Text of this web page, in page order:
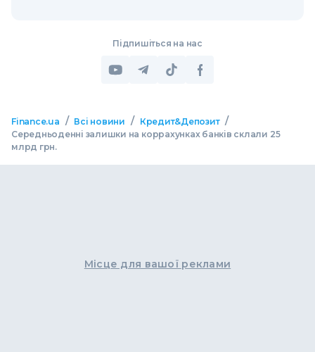
Підпишіться на нас
Finance.ua / Всі новини / Кредит&Депозит /
Середньоденні залишки на коррахунках банків склали 25
млрд грн.
Місце для вашої реклами